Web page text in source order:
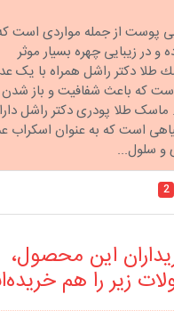
پوست از جمله مواردی است
و در زیبایی چهره بسیار موثر
طلا دكتر راشل همراه با یک
که باعث شفافیت و باز شدن
طلا پودری دکتر راشل
است که به عنوان اسکراب
و سلول‌...
2
این محصول،
زیر را هم